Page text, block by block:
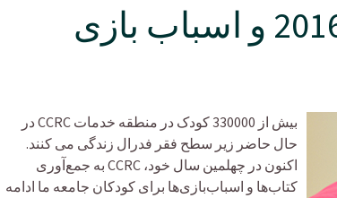
کتاب تعطیلات 2016 و اسباب بازی
بیش از 330000 کودک در منطقه خدمات CCRC در
حال حاضر زیر سطح فقر فدرال زندگی می کنند.
اکنون در چهلمین سال خود، CCRC به جمع‌آوری
کتاب‌ها و اسباب‌بازی‌ها برای کودکان جامعه ما ادامه